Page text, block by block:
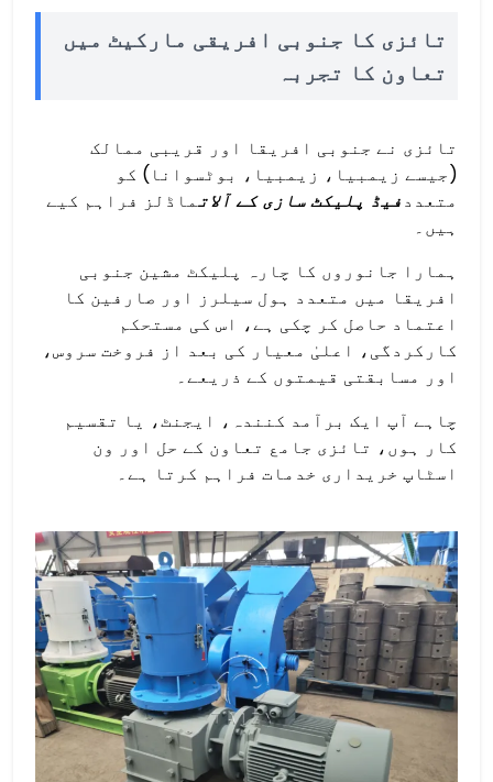
تائزی کا جنوبی افریقی مارکیٹ میں
تعاون کا تجربہ
تائزی نے جنوبی افریقا اور قریبی ممالک
(جیسے زیمبیا، زیمبیا، بوٹسوانا) کو
متعددفیڈ پلیکٹ سازی کے آلاتماڈلز فراہم کیے
ہیں۔
ہمارا جانوروں کا چارہ پلیکٹ مشین جنوبی
افریقا میں متعدد ہول سیلرز اور صارفین کا
اعتماد حاصل کر چکی ہے، اس کی مستحکم
کارکردگی، اعلیٰ معیار کی بعد از فروخت سروس،
اور مسابقتی قیمتوں کے ذریعے۔
چاہے آپ ایک برآمد کنندہ، ایجنٹ، یا تقسیم
کار ہوں، تائزی جامع تعاون کے حل اور ون
اسٹاپ خریداری خدمات فراہم کرتا ہے۔